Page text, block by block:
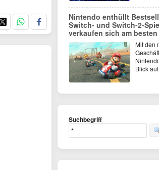
Nintendo enthüllt
Switch- und Switch-2-
verkaufen sich am besten
Mit den
Blick
Suchbegriff